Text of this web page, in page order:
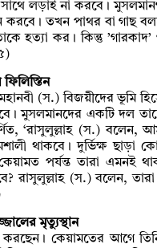
সাথে লড়াই না করবে।
তখন পাথর বা গাছ
হত্যা কর। কিন্তু
(স.) বিজয়ীদের ভূমি
মুসলমানদের একটি দল
‘রাসুলুল্লাহ (স.) বলেন,
থাকবে। দুর্ভিক্ষ ছাড়া
পর্যন্ত তারা এমনই
রাসুলুল্লাহ (স.) বলেন,
মৃত্যুস্থান
করছেন। কেয়ামতের আগে